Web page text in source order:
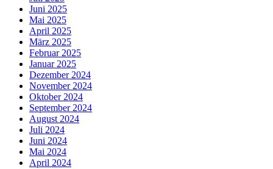
Juni 2025
Mai 2025
April 2025
März 2025
Februar 2025
Januar 2025
Dezember 2024
November 2024
Oktober 2024
September 2024
August 2024
Juli 2024
Juni 2024
Mai 2024
April 2024